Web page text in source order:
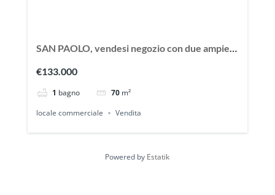
SAN PAOLO, vendesi negozio con due ampie
€133.000
1 bagno 70 m²
locale commerciale
Vendita
Powered by Estatik